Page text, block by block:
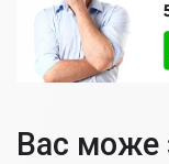
Вас може